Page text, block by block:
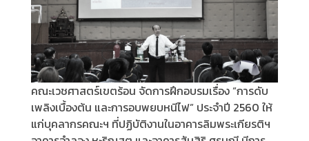
คณะเวชศาสตร์เขตร้อน จัดการฝึกอบรมเรื่อง “การดับ
เพลิงเบื้องต้น และการอบพยบหนีไฟ” ประจำปี 2560 ให้
แก่บุคลากรคณะฯ ที่ปฏิบัติงานในอาคารลิมพระเกียรติฯ